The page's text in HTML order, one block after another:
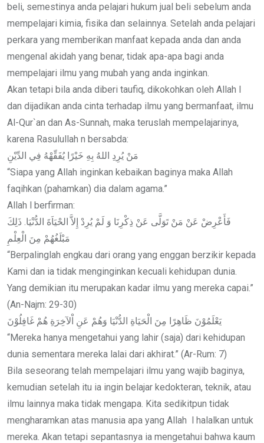
beli, semestinya anda pelajari hukum jual beli sebelum anda
mempelajari kimia, fisika dan selainnya. Setelah anda pelajari
perkara yang memberikan manfaat kepada anda dan anda
mengenal akidah yang benar, tidak apa-apa bagi anda
mempelajari ilmu yang mubah yang anda inginkan.
Akan tetapi bila anda diberi taufiq, dikokohkan oleh Allah l
dan dijadikan anda cinta terhadap ilmu yang bermanfaat, ilmu
Al-Qur`an dan As-Sunnah, maka teruslah mempelajarinya,
karena Rasulullah n bersabda:
مَنْ يُرِدِ اللهُ بِهِ خَيْرًا يُفَقِّهْهُ فِي الدِّيْنِ
“Siapa yang Allah inginkan kebaikan baginya maka Allah
faqihkan (pahamkan) dia dalam agama.”
Allah l berfirman:
فَأَعْرِضْ عَنْ مَنْ تَوَلَّى عَنْ ذِكْرِنَا وَ لَمْ يُرِدْ إِلاَّ الحْيَاَةَ الدُّنْيَا. ذَلِكَ
مَبْلَغُهُمْ مِنَ الْعِلْمِ
“Berpalinglah engkau dari orang yang enggan berzikir kepada
Kami dan ia tidak menginginkan kecuali kehidupan dunia.
Yang demikian itu merupakan kadar ilmu yang mereka capai.”
(An-Najm: 29-30)
يَعْلَمُوْنَ ظَاهِرًا مِنَ الْحَيَاةِ الدُّنْيَا وَهُمْ عَنِ اْلآخِرَةِ هُمْ غَافِلُوْنَ
“Mereka hanya mengetahui yang lahir (saja) dari kehidupan
dunia sementara mereka lalai dari akhirat.” (Ar-Rum: 7)
Bila seseorang telah mempelajari ilmu yang wajib baginya,
kemudian setelah itu ia ingin belajar kedokteran, teknik, atau
ilmu lainnya maka tidak mengapa. Kita sedikitpun tidak
mengharamkan atas manusia apa yang Allah l halalkan untuk
mereka. Akan tetapi sepantasnya ia mengetahui bahwa kaum